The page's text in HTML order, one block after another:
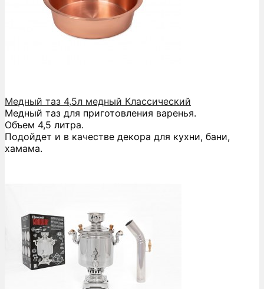
Медный таз 4,5л медный Классический
Медный таз для приготовления варенья.
Объем 4,5 литра.
Подойдет и в качестве декора для кухни, бани,
хамама.